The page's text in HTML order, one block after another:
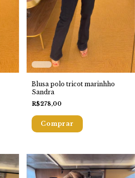
Blusa polo tricot marinhho
Sandra
R$278,00